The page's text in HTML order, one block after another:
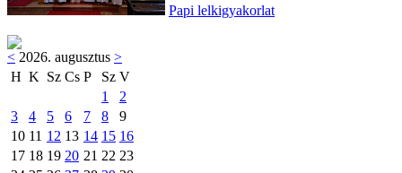
Papi lelkigyakorlat
< 2026. augusztus >
H K Sz Cs P Sz V
1
2
3
4 5 6 7 8
9
10 11 12 13 14 15 16
17 18 19 20 21 22 23